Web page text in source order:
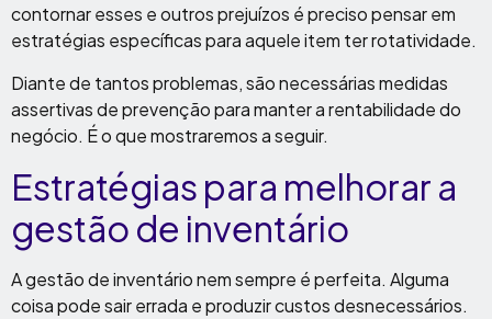
contornar esses e outros prejuízos é preciso pensar em
estratégias específicas para aquele item ter rotatividade.
Diante de tantos problemas, são necessárias medidas
assertivas de prevenção para manter a rentabilidade do
negócio. É o que mostraremos a seguir.
Estratégias para melhorar a
gestão de inventário
A gestão de inventário nem sempre é perfeita. Alguma
coisa pode sair errada e produzir custos desnecessários.